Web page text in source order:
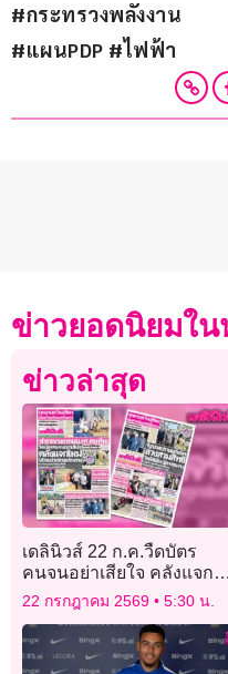
#กระทรวงพลังงาน
#แผนPDP #ไฟฟ้า
ข่าวยอดนิยมใ
ข่าวล่าสุด
เดลินิวส์ 22 ก.ค.วืดบัตร
คนจนอย่าเสียใจ คลังแจก
ใหม่ ใส่ไทยช่วยไทย6ล้าน
22 กรกฎาคม 2569 5:30 น.